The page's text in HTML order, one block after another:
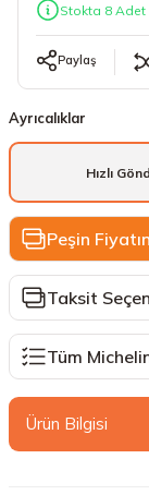
Stokta 8 Adet
Paylaş
Ayrıcalıklar
Hızlı
Peşin
Taksit
Tüm
Ürün Bilgisi